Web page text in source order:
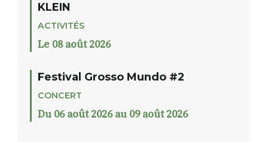
KLEIN
ACTIVITÉS
Le 08 août 2026
Festival Grosso Mundo #2
CONCERT
Du 06 août 2026 au 09 août 2026